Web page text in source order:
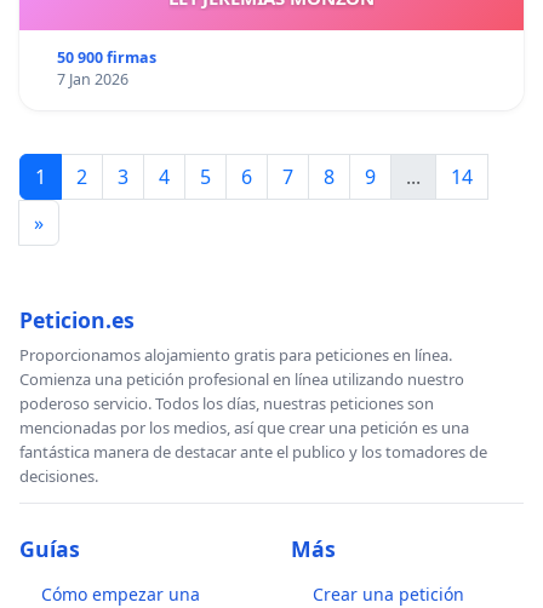
50 900 firmas
7 Jan 2026
1 2 3 4 5 6 7 8 9 ...
14
»
Peticion.es
Proporcionamos alojamiento gratis para peticiones en línea.
Comienza una petición profesional en línea utilizando nuestro
poderoso servicio. Todos los días, nuestras peticiones son
mencionadas por los medios, así que crear una petición es una
fantástica manera de destacar ante el publico y los tomadores de
decisiones.
Guías
Cómo empezar una
Más
Crear una petición